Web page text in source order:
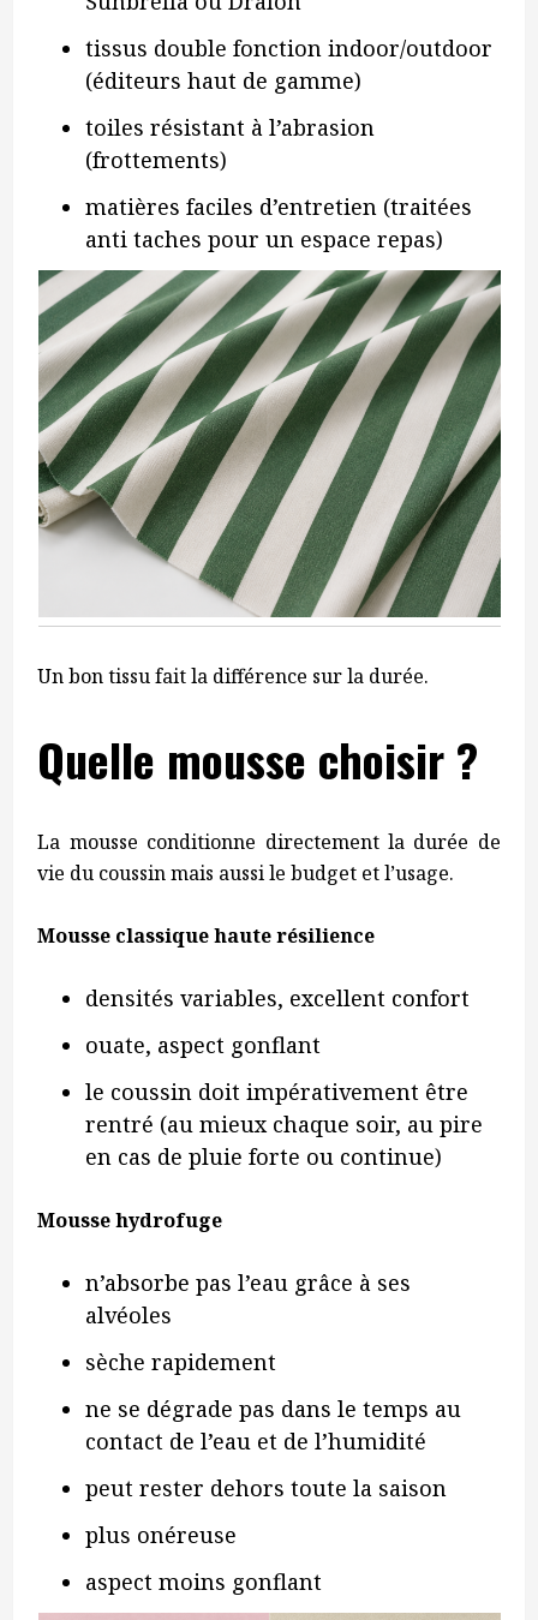
tissus double fonction indoor/outdoor
(éditeurs haut de gamme)
toiles résistant à l’abrasion
(frottements)
matières faciles d’entretien (traitées
anti taches pour un espace repas)
Un bon tissu fait la différence sur la durée.
Quelle mousse choisir ?
La mousse conditionne directement la durée de
vie du coussin mais aussi le budget et l’usage.
Mousse classique haute résilience
densités variables, excellent confort
ouate, aspect gonflant
le coussin doit impérativement être
rentré (au mieux chaque soir, au pire
en cas de pluie forte ou continue)
Mousse hydrofuge
n’absorbe pas l’eau grâce à ses
alvéoles
sèche rapidement
ne se dégrade pas dans le temps au
contact de l’eau et de l’humidité
peut rester dehors toute la saison
plus onéreuse
aspect moins gonflant